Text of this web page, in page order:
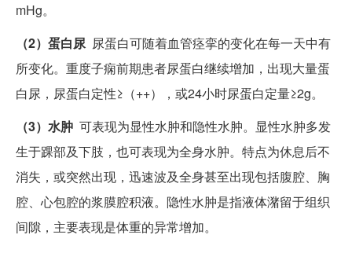
mHg。
（2）蛋白尿尿蛋白可随着血管痉挛的变化在每一天中有
所变化。重度子痫前期患者尿蛋白继续增加，出现大量蛋
白尿，尿蛋白定性≥（++），或24小时尿蛋白定量≥2g。
（3）水肿 可表现为显性水肿和隐性水肿。显性水肿多发
生于踝部及下肢，也可表现为全身水肿。特点为休息后不
消失，或突然出现，迅速波及全身甚至出现包括腹腔、胸
腔、心包腔的浆膜腔积液。隐性水肿是指液体潴留于组织
间隙，主要表现是体重的异常增加。